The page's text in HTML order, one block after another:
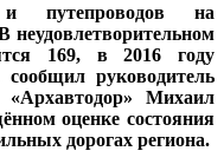
путепроводов на
неудовлетворительном
169, в 2016 году
сообщил руководитель
«Архавтодор» Михаил
оценке состояния
дорогах региона.